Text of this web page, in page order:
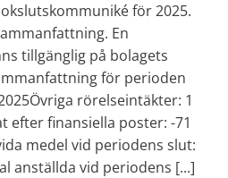
för 2025.
En
tillgänglig på bolagets
för perioden
rörelseintäkter: 1
efter finansiella poster: -71
medel vid periodens slut:
anställda vid periodens [...]